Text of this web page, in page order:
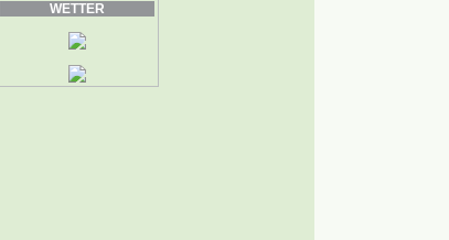
WETTER